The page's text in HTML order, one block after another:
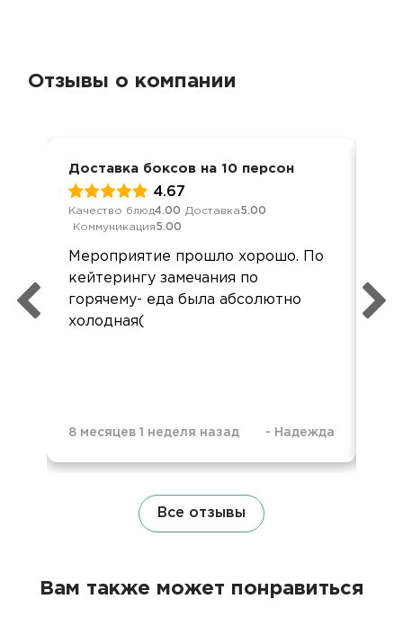
Отзывы о компании
Доставка боксов на 10 персон
4.67
Качество блюд4.00 Доставка5.00
Коммуникация5.00
Мероприятие прошло хорошо. По
кейтерингу замечания по
горячему- еда была абсолютно
холодная(
8 месяцев 1 неделя назад - Надежда
Все отзывы
Вам также может понравиться